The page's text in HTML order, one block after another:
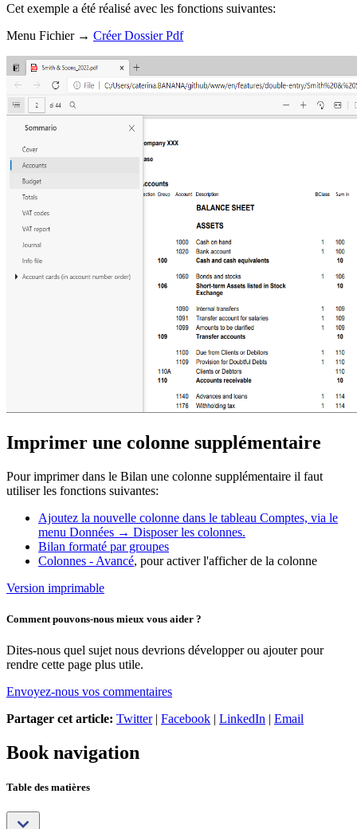
Cet exemple a été réalisé avec les fonctions suivantes:
Menu Fichier → Créer Dossier Pdf
Imprimer une colonne supplémentaire
Pour imprimer dans le Bilan une colonne supplémentaire il faut
utiliser les fonctions suivantes:
Ajoutez la nouvelle colonne dans le tableau Comptes, via le
menu Données → Disposer les colonnes.
Bilan formaté par groupes
Colonnes - Avancé, pour activer l'afficher de la colonne
Version imprimable
Comment pouvons-nous mieux vous aider ?
Dites-nous quel sujet nous devrions développer ou ajouter pour
rendre cette page plus utile.
Envoyez-nous vos commentaires
Partager cet article: Twitter| Facebook | LinkedIn | Email
Book navigation
Table des matières